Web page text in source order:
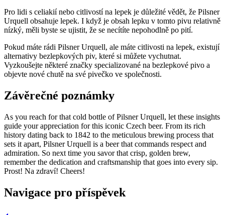
Pro lidi s celiakií nebo citlivostí na lepek je důležité vědět, že Pilsner
Urquell obsahuje lepek. I když je obsah lepku v tomto pivu relativně
nízký, měli byste se ujistit, že se necítíte nepohodlně po pití.
Pokud máte rádi Pilsner Urquell, ale máte citlivosti na lepek, existují
alternativy bezlepkových piv, které si můžete vychutnat.
Vyzkoušejte některé značky specializované na bezlepkové pivo a
objevte nové chutě na své pivečko ve společnosti.
Závěrečné poznámky
As you reach for that cold bottle of Pilsner Urquell, let these insights
guide your appreciation for this iconic Czech beer. From its rich
history dating back to 1842 to the meticulous brewing process that
sets it apart, Pilsner Urquell is a beer that commands respect and
admiration. So next time you savor that crisp, golden brew,
remember the dedication and craftsmanship that goes into every sip.
Prost! Na zdraví! Cheers!
Navigace pro příspěvek